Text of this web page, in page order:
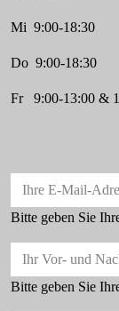
Mi 9:00-18:30
Do 9:00-18:30
Fr 9:00-13:00 &
Ihre E-Mail-Adresse
Bitte geben Sie
Ihr Vor- und
Bitte geben Sie